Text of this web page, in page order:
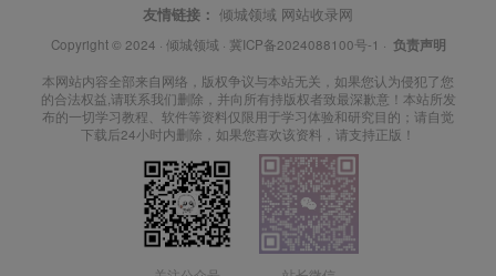
友情链接： 倾城领域 网站收录网
Copyright © 2024 · 倾城领域 · 冀ICP备2024088100号-1 · 负责声明
本网站内容全部来自网络，版权争议与本站无关，如果您认为侵犯了您
的合法权益,请联系我们删除，并向所有持版权者致最深歉意！本站所发
布的一切学习教程、软件等资料仅限用于学习体验和研究目的；请自觉
下载后24小时内删除，如果您喜欢该资料，请支持正版！